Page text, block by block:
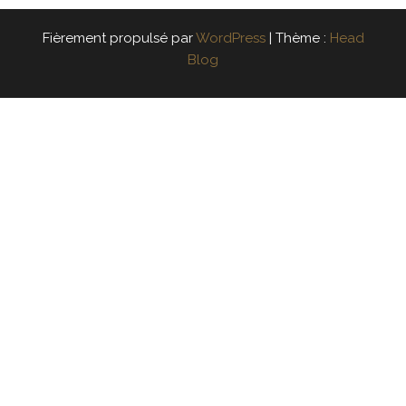
Fièrement propulsé parWordPress | Thème : Head
Blog